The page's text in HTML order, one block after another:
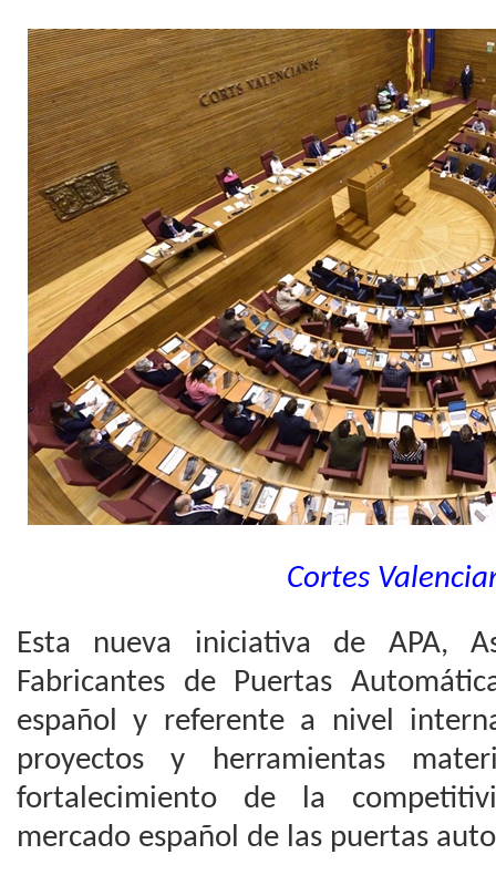
Cortes
Esta nueva iniciativa de APA,
Fabricantes de Puertas
español y referente a nivel
proyectos y herramientas
fortalecimiento de la
mercado español de las puertas